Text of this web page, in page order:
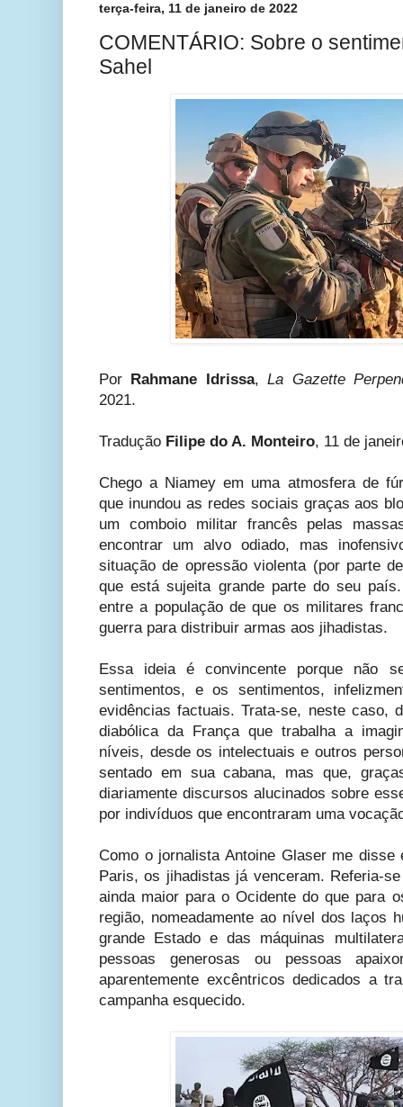
terça-feira, 11 de janeiro de 2022
COMENTÁRIO: Sobre o
Sahel
Por Rahmane Idrissa,La Gazette
2021.
Tradução Filipe do A. Monteiro, 11 de
Chego a Niamey em uma atmosfera de
que inundou as redes sociais graças aos
um comboio militar francês pelas
encontrar um alvo odiado, mas
situação de opressão violenta (por parte
que está sujeita grande parte do seu
entre a população de que os militares
guerra para distribuir armas aos jihadistas.
Essa ideia é convincente porque não
sentimentos, e os sentimentos,
evidências factuais. Trata-se, neste caso,
diabólica da França que trabalha a
níveis, desde os intelectuais e outros
sentado em sua cabana, mas que,
diariamente discursos alucinados sobre
por indivíduos que encontraram uma
Como o jornalista Antoine Glaser me
Paris, os jihadistas já venceram. Referia-
ainda maior para o Ocidente do que para
região, nomeadamente ao nível dos laços
grande Estado e das máquinas
pessoas generosas ou pessoas
aparentemente excêntricos dedicados a
campanha esquecido.